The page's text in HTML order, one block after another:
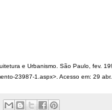
e Urbanismo. São Paulo, fev.
23987-1.aspx>. Acesso em: 29 abr.